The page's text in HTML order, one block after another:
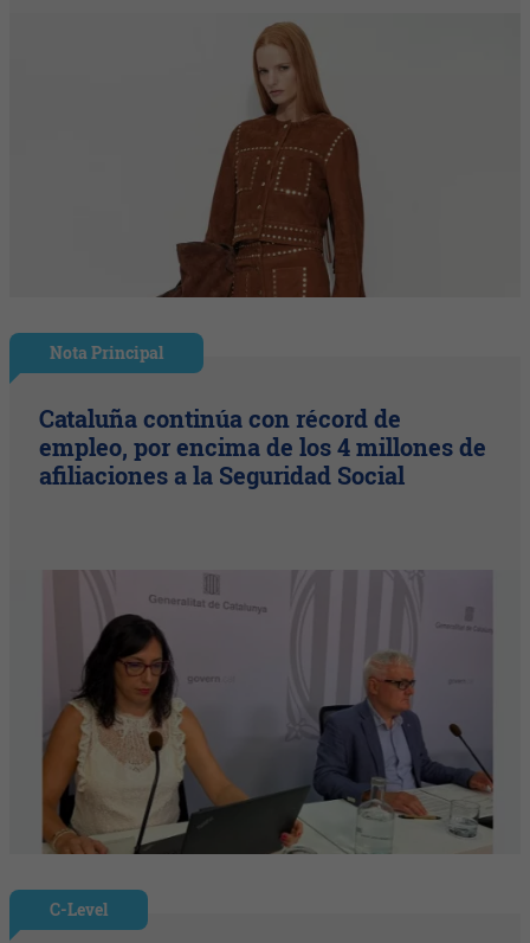
Nota Principal
Cataluña continúa con récord de
empleo, por encima de los 4 millones de
afiliaciones a la Seguridad Social
C-Level